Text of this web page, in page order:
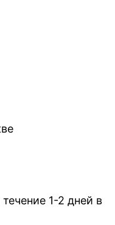
1-2 дней в